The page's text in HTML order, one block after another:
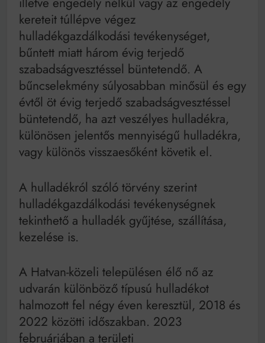
Mindenki a világot akarja uralni – de nem csak a 80-
as években
Bitumenes lapostetők: a bevált technológia akkor
működik, ha jól van felújítva
kereteit túllépve végez
hulladékgazdálkodási tevékenységet,
bűntett miatt három évig terjedő
szabadságvesztéssel büntetendő. A
bűncselekmény súlyosabban minősül és egy
évtől öt évig terjedő szabadságvesztéssel
büntetendő, ha azt veszélyes hulladékra,
különösen jelentős mennyiségű hulladékra,
vagy különös visszaesőként követik el.
A hulladékról szóló törvény szerint
hulladékgazdálkodási tevékenységnek
tekinthető a hulladék gyűjtése, szállítása,
kezelése is.
A Hatvan-közeli településen élő nő az
udvarán különböző típusú hulladékot
halmozott fel négy éven keresztül, 2018 és
2022 közötti időszakban. 2023
februárjában a területi